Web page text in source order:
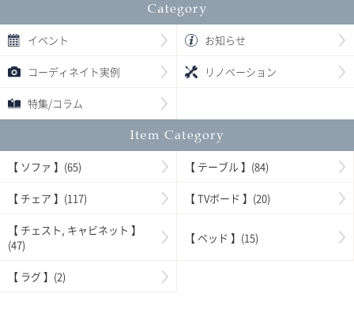
イベント お知らせ
コーディネイト実例 リノベーション
特集/コラム
【 ソファ 】(65) 【 テーブル 】(84)
【 チェア 】(117) 【 TVボード 】(20)
【 チェスト, キャビネット 】
(47)
【 ベッド 】(15)
【 ラグ 】(2)